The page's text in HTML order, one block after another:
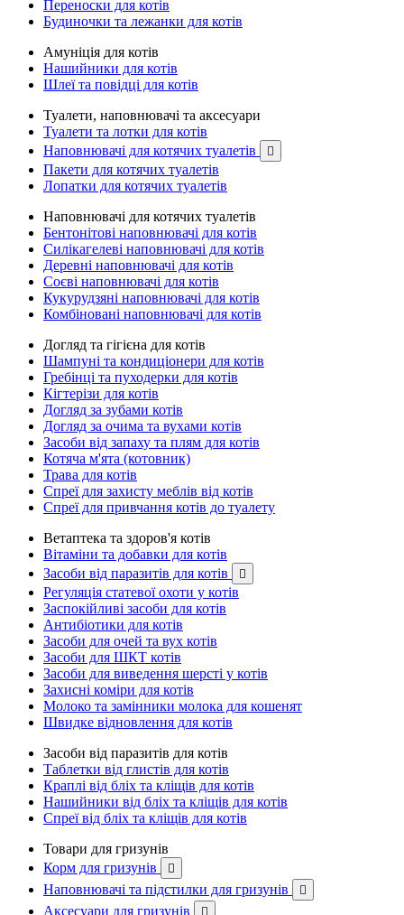
Переноски для котів
Будиночки та лежанки для котів
Амуніція для котів
Нашийники для котів
Шлеї та повідці для котів
Туалети, наповнювачі та аксесуари
Туалети та лотки для котів
Наповнювачі для котячих туалетів

Пакети для котячих туалетів
Лопатки для котячих туалетів
Наповнювачі для котячих туалетів
Бентонітові наповнювачі для котів
Силікагелеві наповнювачі для котів
Деревні наповнювачі для котів
Соєві наповнювачі для котів
Кукурудзяні наповнювачі для котів
Комбіновані наповнювачі для котів
Догляд та гігієна для котів
Шампуні та кондиціонери для котів
Гребінці та пуходерки для котів
Кігтерізи для котів
Догляд за зубами котів
Догляд за очима та вухами котів
Засоби від запаху та плям для котів
Котяча м'ята (котовник)
Трава для котів
Спреї для захисту меблів від котів
Спреї для привчання котів до туалету
Ветаптека та здоров'я котів
Вітаміни та добавки для котів
Засоби від паразитів для котів

Регуляція статевої охоти у котів
Заспокійливі засоби для котів
Антибіотики для котів
Засоби для очей та вух котів
Засоби для ШКТ котів
Засоби для виведення шерсті у котів
Захисні коміри для котів
Молоко та замінники молока для кошенят
Швидке відновлення для котів
Засоби від паразитів для котів
Таблетки від глистів для котів
Краплі від бліх та кліщів для котів
Нашийники від бліх та кліщів для котів
Спреї від бліх та кліщів для котів
Товари для гризунів
Корм для гризунів

Наповнювачі та підстилки для гризунів 
Аксесуари для гризунів 